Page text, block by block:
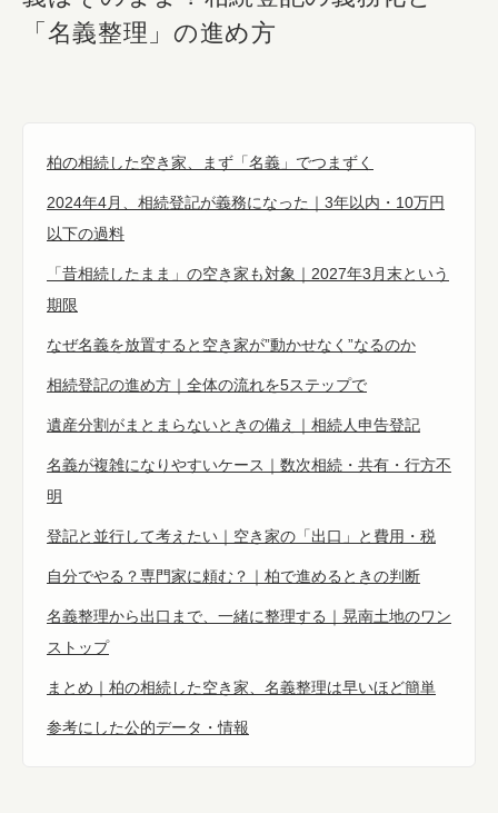
「名義整理」の進め方
柏の相続した空き家、まず「名義」でつまずく
2024年4月、相続登記が義務になった｜3年以内・10万円
以下の過料
「昔相続したまま」の空き家も対象｜2027年3月末という
期限
なぜ名義を放置すると空き家が”動かせなく”なるのか
相続登記の進め方｜全体の流れを5ステップで
遺産分割がまとまらないときの備え｜相続人申告登記
名義が複雑になりやすいケース｜数次相続・共有・行方不
明
登記と並行して考えたい｜空き家の「出口」と費用・税
自分でやる？専門家に頼む？｜柏で進めるときの判断
名義整理から出口まで、一緒に整理する｜晃南土地のワン
ストップ
まとめ｜柏の相続した空き家、名義整理は早いほど簡単
参考にした公的データ・情報